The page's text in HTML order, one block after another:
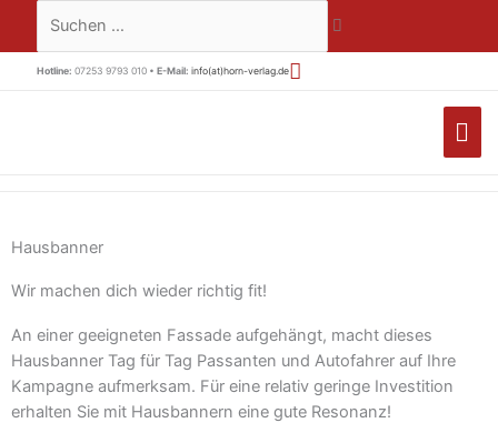
springen
Suchen …
Hotline: 07253 9793 010 • E-Mail: info(at)horn-verlag.de
Hausbanner
Wir machen dich wieder richtig fit!
An einer geeigneten Fassade aufgehängt, macht dieses
Hausbanner Tag für Tag Passanten und Autofahrer auf Ihre
Kampagne aufmerksam. Für eine relativ geringe Investition
erhalten Sie mit Hausbannern eine gute Resonanz!